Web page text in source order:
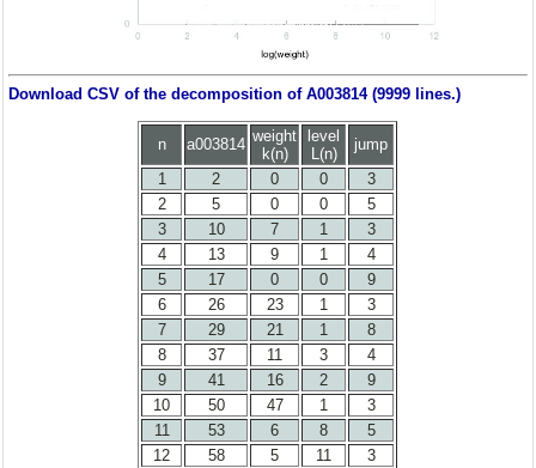
Download CSV of the decomposition of A003814 (9999 lines.)
n a003814 weight
k(n)
level
L(n)
jump
1
2 0 0
3
2
5 0 0
5
3
10 7 1
3
4
13 9 1
4
5
17 0 0
9
6
26 23 1
3
7
29 21 1
8
8
37 11 3
4
9
41 16 2
9
10
50 47 1
3
11
53 6 8
5
12
58 5 11
3